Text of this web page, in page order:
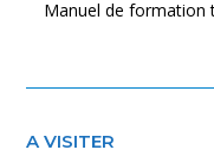
Manuel de formation
A VISITER